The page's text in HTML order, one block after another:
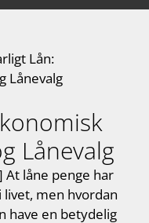
Lån:
Lånevalg
Lånevalg
At låne penge har
men hvordan
have en betydelig